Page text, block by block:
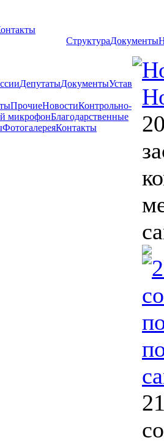
СтруктураДокументы
ДепутатыДокументыУстав
ПрочиеНовостиКонтрольно-
микрофонБлагодарственные
ФотогалереяКонтакты